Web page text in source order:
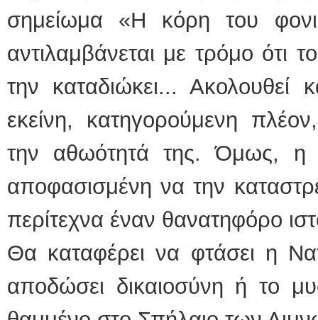
σημείωμα «Η κόρη του
αντιλαμβάνεται με τρόμο ότι
την καταδιώκει... Ακολουθεί
εκείνη, κατηγορούμενη
την αθωότητά της. Όμως, η
αποφασισμένη να την
περίτεχνα έναν θανατηφόρο
Θα καταφέρει να φτάσει η
αποδώσει δικαιοσύνη ή το